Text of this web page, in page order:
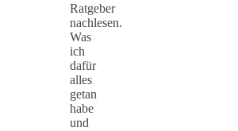
Ratgeber
nachlesen.
Was
ich
dafür
alles
getan
habe
und